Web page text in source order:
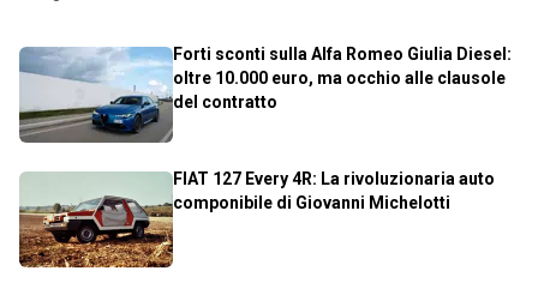
Forti sconti sulla Alfa Romeo Giulia Diesel:
oltre 10.000 euro, ma occhio alle clausole
del contratto
FIAT 127 Every 4R: La rivoluzionaria auto
componibile di Giovanni Michelotti